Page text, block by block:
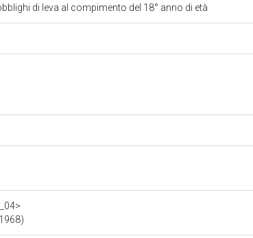
di leva al compimento del 18° anno di età